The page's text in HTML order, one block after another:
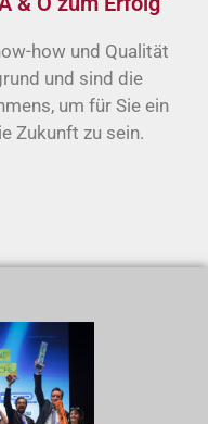
how und Qualität
und sind die
um für Sie ein
Zukunft zu sein.